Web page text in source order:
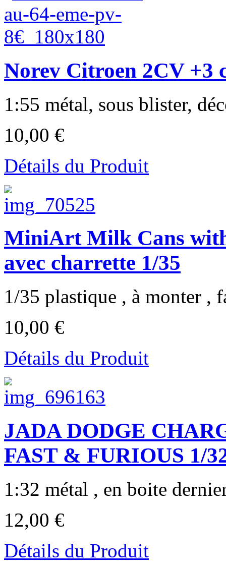
Norev Citroen 2CV +3
1:55 métal, sous blister,
10,00 €
Détails du Produit
MiniArt Milk Cans
avec charrette 1/35
1/35 plastique , à monter ,
10,00 €
Détails du Produit
JADA DODGE
FAST & FURIOUS 1/
1:32 métal , en boite
12,00 €
Détails du Produit